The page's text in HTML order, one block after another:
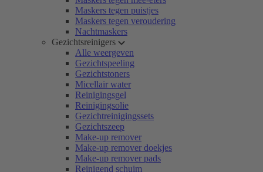
Maskers tegen puistjes
Maskers tegen veroudering
Nachtmaskers
Gezichtsreinigers
Alle weergeven
Gezichtspeeling
Gezichtstoners
Micellair water
Reinigingsgel
Reinigingsolie
Gezichtreinigingssets
Gezichtszeep
Make-up remover
Make-up remover doekjes
Make-up remover pads
Reinigend schuim